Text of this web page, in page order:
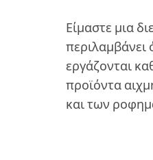
Είμαστε μια
περιλαμβάνει
εργάζονται
προϊόντα
και των